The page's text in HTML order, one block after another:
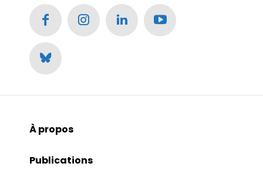
À propos
Publications